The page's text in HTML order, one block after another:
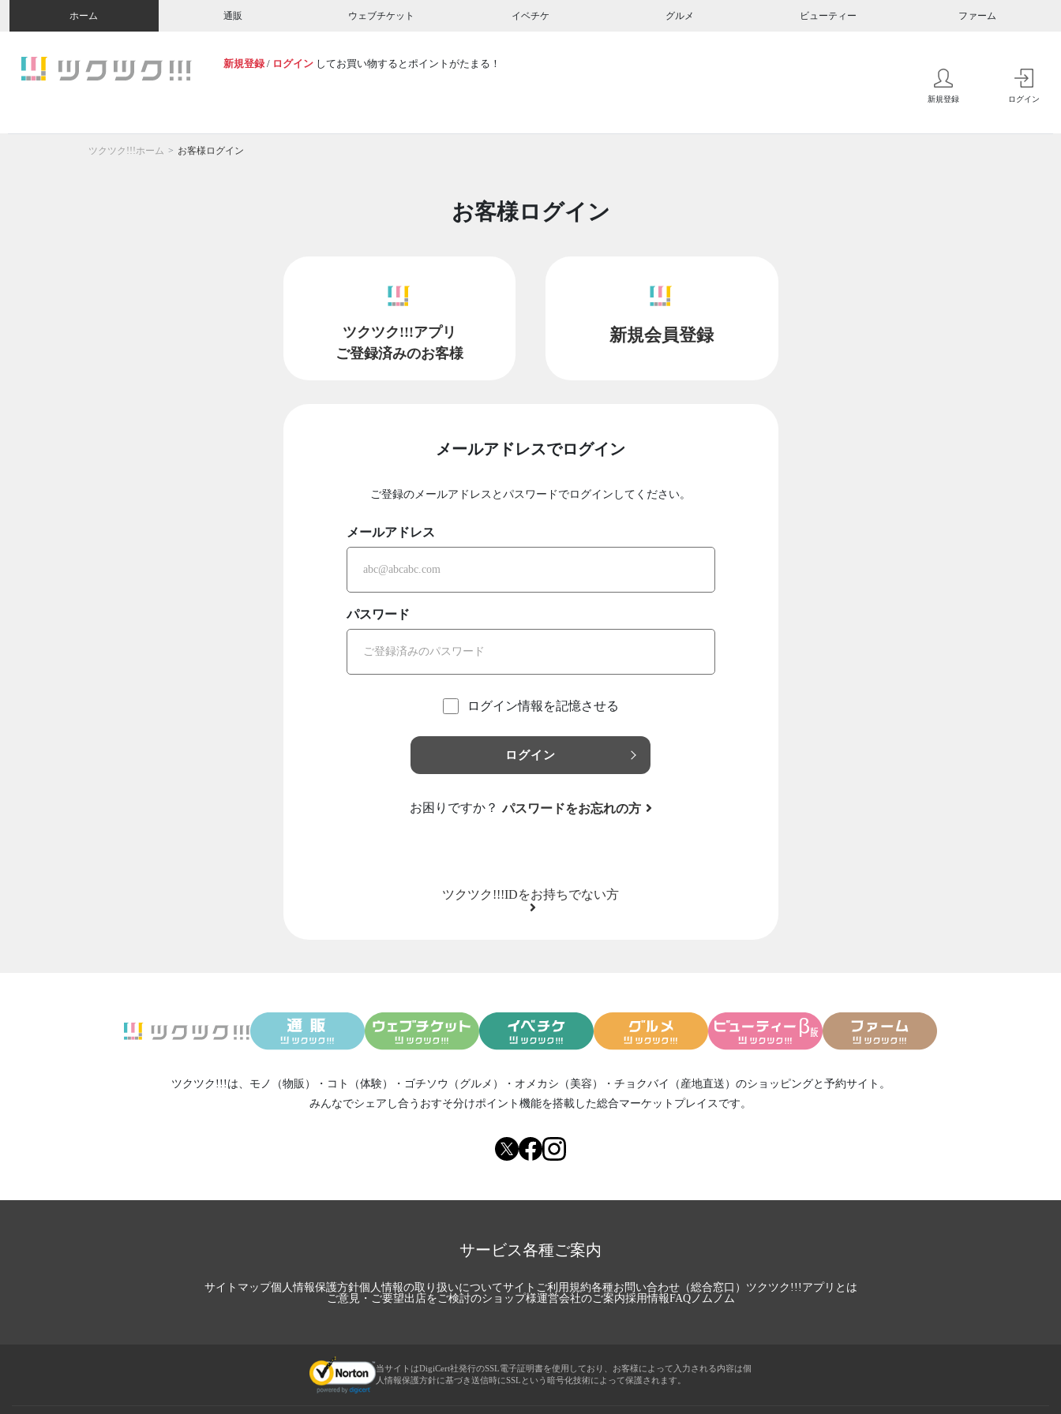
ホーム 通販 ウェブチケット イベチケ グルメ ビューティー ファーム
新規登録 / ログイン してお買い物するとポイントがたまる！
新規登録 ログイン
ツクツク!!!ホーム お客様ログイン
お客様ログイン
ツクツク!!!アプリ
ご登録済みのお客様
新規会員登録
メールアドレスでログイン
ご登録のメールアドレスとパスワードでログインしてください。
メールアドレス
パスワード
ログイン情報を記憶させる
ログイン
お困りですか？ パスワードをお忘れの方
ツクツク!!!IDをお持ちでない方
ツクツク!!!は、 モノ（物販） ・ コト（体験） ・ ゴチソウ（グルメ） ・ オメカシ（美容） ・ チョクバイ（産地直送） のショッピングと予約サイト。
みんなでシェアし合う おすそ分けポイント機能を搭載した総合マーケットプレイスです。
サービス各種ご案内
サイトマップ個人情報保護方針個人情報の取り扱いについてサイトご利用規約各種お問い合わせ（総合窓口） ツクツク!!!アプリとは
ご意見・ご要望出店をご検討のショップ様運営会社のご案内採用情報FAQノムノム
当サイトはDigiCert社発行のSSL電子証明書を使用しており、お客様によって入力される内容は個
人情報保護方針に基づき送信時にSSLという暗号化技術によって保護されます。